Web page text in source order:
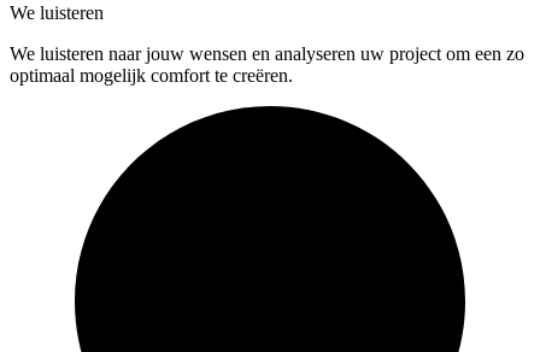
We luisteren
We luisteren naar jouw wensen en analyseren uw project om een zo
optimaal mogelijk comfort te creëren.